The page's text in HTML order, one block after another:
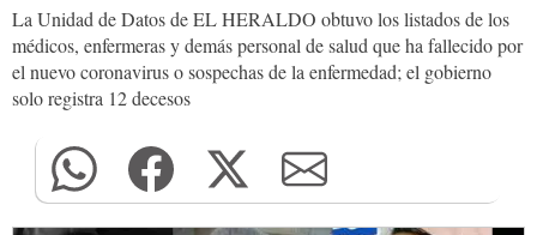
La Unidad de Datos de EL HERALDO obtuvo los listados de los
médicos, enfermeras y demás personal de salud que ha fallecido por
el nuevo coronavirus o sospechas de la enfermedad; el gobierno
solo registra 12 decesos